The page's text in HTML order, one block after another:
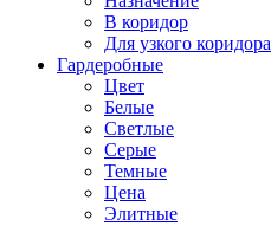
В коридор
Для узкого коридора
Гардеробные
Цвет
Белые
Светлые
Серые
Темные
Цена
Элитные